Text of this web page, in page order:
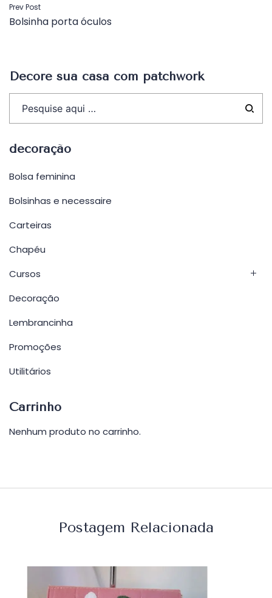
Navegação
de
Prev Post
Bolsinha porta óculos
Decore sua casa com patchwork
decoração
Bolsa feminina
Bolsinhas e necessaire
Carteiras
Chapéu
Cursos
Decoração
Lembrancinha
Promoções
Utilitários
Carrinho
Nenhum produto no carrinho.
Postagem Relacionada